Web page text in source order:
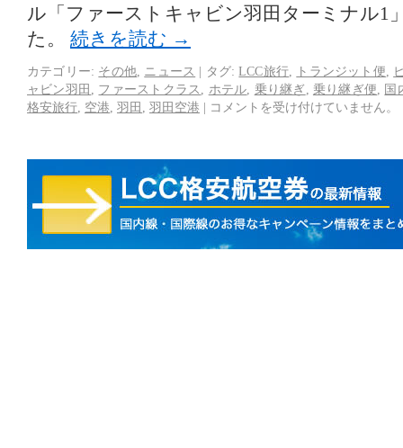
ル「ファーストキャビン羽田ターミナル1
た。 続きを読む →
カテゴリー: その他 ニュース | タグ: LCC旅行 トランジット便
ャビン羽田
ファーストクラス ホテル 乗り継ぎ 乗り継ぎ便
国
格安旅行 空港 羽田 羽田空港 | コメントを受け付けていません。